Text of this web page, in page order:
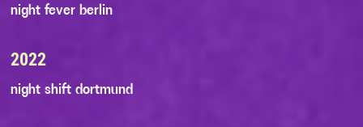
night fever berlin
2022
night shift dortmund